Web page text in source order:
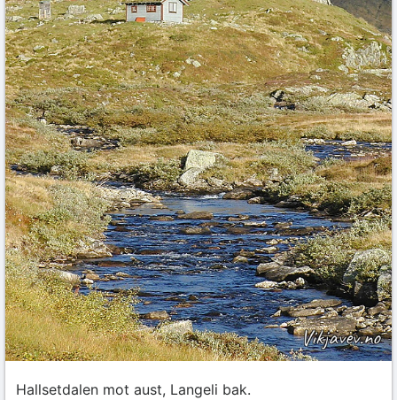
Hallsetdalen mot aust, Langeli bak.